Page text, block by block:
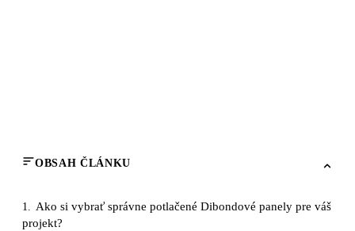
OBSAH ČLÁNKU
1. Ako si vybrať správne potlačené Dibondové panely pre váš
projekt?